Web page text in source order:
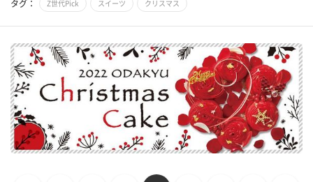
タグ： Z世代Pick スイーツ クリスマス